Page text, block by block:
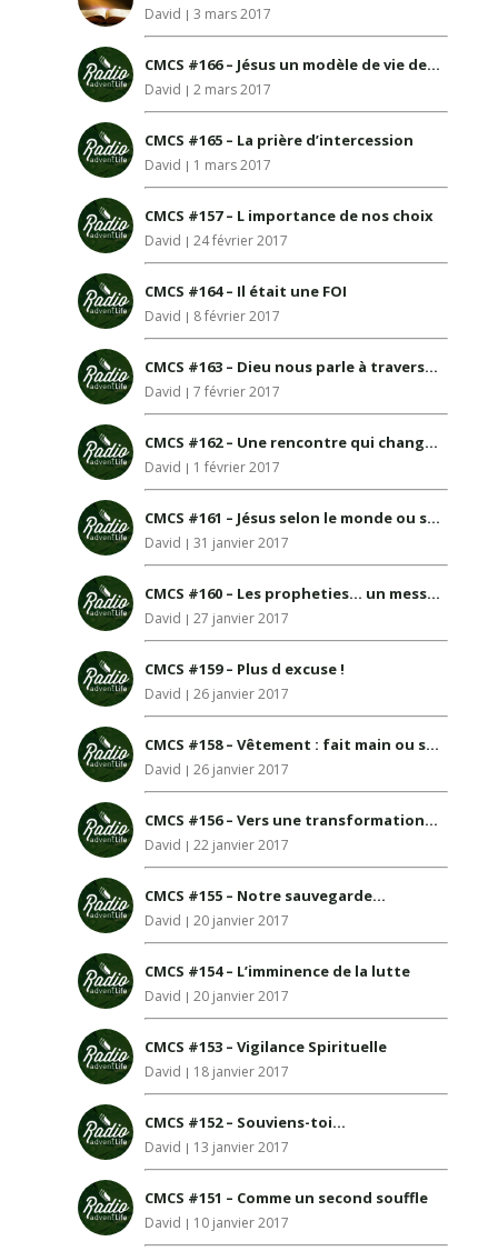
David 3 mars 2017
CMCS #166 – Jésus un modèle de vie de prière
David 2 mars 2017
CMCS #165 – La prière d’intercession
David 1 mars 2017
CMCS #157 – L importance de nos choix
David 24 février 2017
CMCS #164 – Il était une FOI
David 8 février 2017
CMCS #163 – Dieu nous parle à travers le climat
David 7 février 2017
CMCS #162 – Une rencontre qui change tout!
David 1 février 2017
CMCS #161 – Jésus selon le monde ou selon la bible?
David 31 janvier 2017
CMCS #160 – Les propheties… un message d espoir
David 27 janvier 2017
CMCS #159 – Plus d excuse !
David 26 janvier 2017
CMCS #158 – Vêtement : fait main ou sur mesure ?
David 26 janvier 2017
CMCS #156 – Vers une transformation de nos pensées…
David 22 janvier 2017
CMCS #155 – Notre sauvegarde…
David 20 janvier 2017
CMCS #154 – L’imminence de la lutte
David 20 janvier 2017
CMCS #153 – Vigilance Spirituelle
David 18 janvier 2017
CMCS #152 – Souviens-toi…
David 13 janvier 2017
CMCS #151 – Comme un second souffle
David 10 janvier 2017